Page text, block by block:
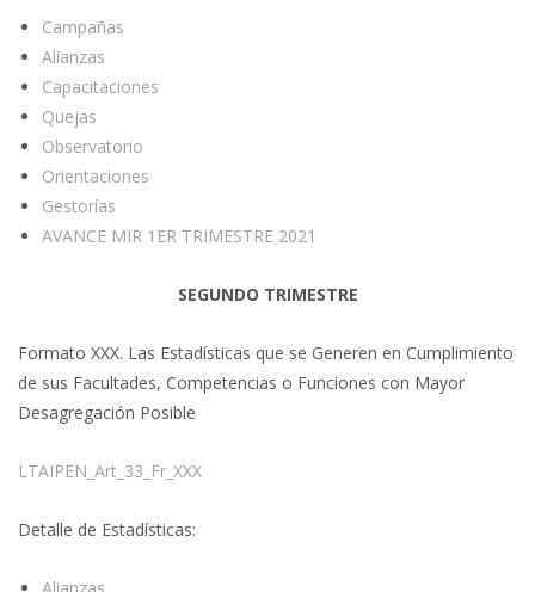
Campañas
Alianzas
Capacitaciones
Quejas
Observatorio
Orientaciones
Gestorías
AVANCE MIR 1ER TRIMESTRE 2021
SEGUNDO TRIMESTRE
Formato XXX. Las Estadísticas que se Generen en Cumplimiento
de sus Facultades, Competencias o Funciones con Mayor
Desagregación Posible
LTAIPEN_Art_33_Fr_XXX
Detalle de Estadísticas: